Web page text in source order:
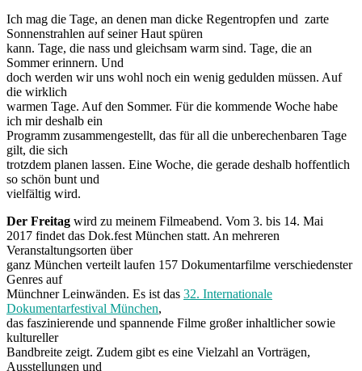
Ich mag die Tage, an denen man dicke Regentropfen und zarte
Sonnenstrahlen auf seiner Haut spüren
kann. Tage, die nass und gleichsam warm sind. Tage, die an
Sommer erinnern. Und
doch werden wir uns wohl noch ein wenig gedulden müssen. Auf
die wirklich
warmen Tage. Auf den Sommer. Für die kommende Woche habe
ich mir deshalb ein
Programm zusammengestellt, das für all die unberechenbaren Tage
gilt, die sich
trotzdem planen lassen. Eine Woche, die gerade deshalb hoffentlich
so schön bunt und
vielfältig wird.
Der Freitag wird zu meinem Filmeabend. Vom 3. bis 14. Mai
2017 findet das Dok.fest München statt. An mehreren
Veranstaltungsorten über
ganz München verteilt laufen 157 Dokumentarfilme verschiedenster
Genres auf
Münchner Leinwänden. Es ist das 32. Internationale
Dokumentarfestival München,
das faszinierende und spannende Filme großer inhaltlicher sowie
kultureller
Bandbreite zeigt. Zudem gibt es eine Vielzahl an Vorträgen,
Ausstellungen und